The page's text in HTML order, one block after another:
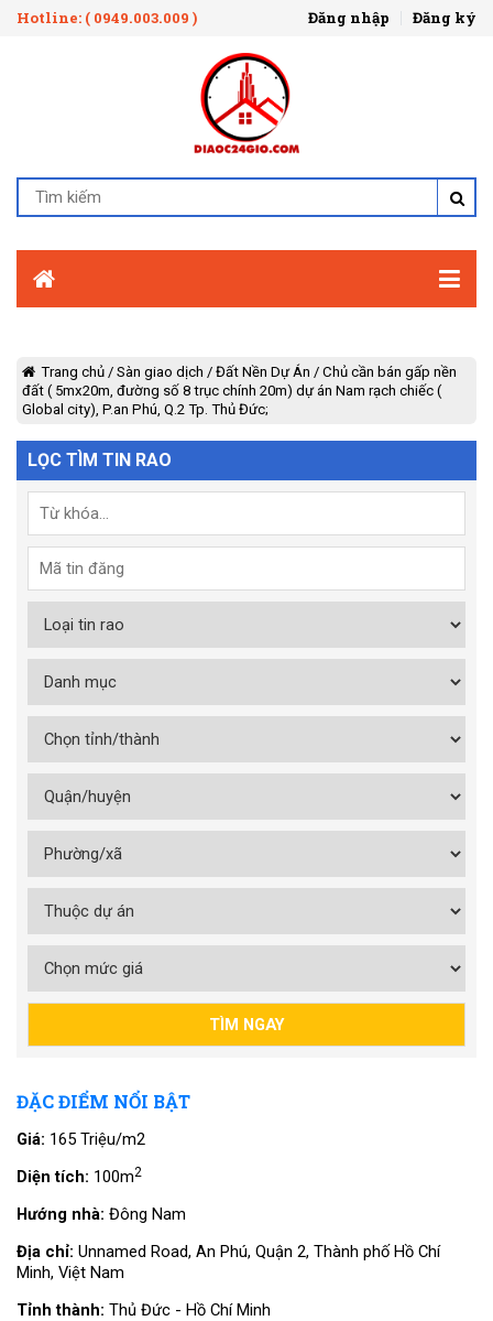
Hotline: ( 0949.003.009 ) Đăng nhập Đăng ký
Trang chủ / Sàn giao dịch / Đất Nền Dự Án / Chủ cần bán gấp nền
đất ( 5mx20m, đường số 8 trục chính 20m) dự án Nam rạch chiếc (
Global city), P.an Phú, Q.2 Tp. Thủ Đức;
LỌC TÌM TIN RAO
ĐẶC ĐIỂM NỔI BẬT
Giá: 165 Triệu/m2
Diện tích: 100m2
Hướng nhà: Đông Nam
Địa chỉ: Unnamed Road, An Phú, Quận 2, Thành phố Hồ Chí
Minh, Việt Nam
Tỉnh thành: Thủ Đức - Hồ Chí Minh